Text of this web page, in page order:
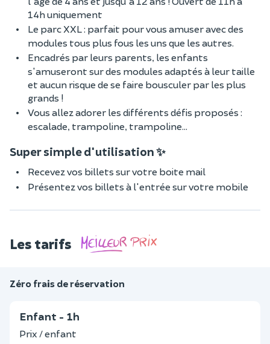
14h uniquement
Le parc XXL : parfait pour vous amuser avec des
modules tous plus fous les uns que les autres.
Encadrés par leurs parents, les enfants
s'amuseront sur des modules adaptés à leur taille
et aucun risque de se faire bousculer par les plus
grands !
Vous allez adorer les différents défis proposés :
escalade, trampoline, trampoline…
Super simple d'utilisation ✨
Recevez vos billets sur votre boite mail
Présentez vos billets à l'entrée sur votre mobile
Les tarifs
Zéro frais de réservation
Enfant - 1h
Prix / enfant